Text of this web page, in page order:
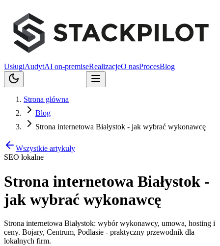
UsługiAudytAI on-premiseRealizacjeO nasProcesBlog
Strona główna
Blog
Strona internetowa Białystok - jak wybrać wykonawcę
Wszystkie artykuły
SEO lokalne
Strona internetowa Białystok -
jak wybrać wykonawcę
Strona internetowa Białystok: wybór wykonawcy, umowa, hosting i
ceny. Bojary, Centrum, Podlasie - praktyczny przewodnik dla
lokalnych firm.